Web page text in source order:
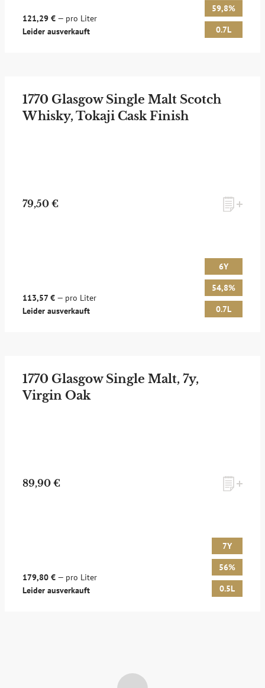
121,29 € — pro Liter
Leider ausverkauft
59,8%
0.7L
1770 Glasgow Single Malt Scotch
Whisky, Tokaji Cask Finish
79,50 €
113,57 € — pro Liter
Leider ausverkauft
6Y
54,8%
0.7L
1770 Glasgow Single Malt, 7y,
Virgin Oak
89,90 €
179,80 € — pro Liter
Leider ausverkauft
7Y
56%
0.5L